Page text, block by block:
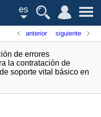
es
anterior siguiente
de errores
la contratación de
soporte vital básico en